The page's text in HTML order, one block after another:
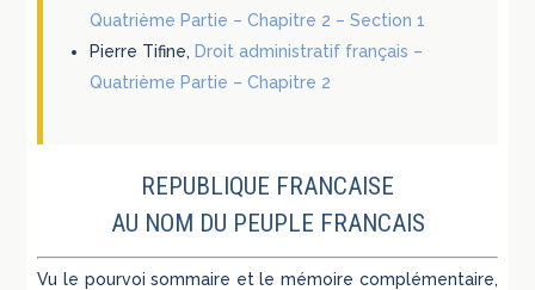
Quatrième Partie – Chapitre 2 – Section 1
Pierre Tifine, Droit administratif français –
Quatrième Partie – Chapitre 2
REPUBLIQUE FRANCAISE
AU NOM DU PEUPLE FRANCAIS
Vu le pourvoi sommaire et le mémoire complémentaire,